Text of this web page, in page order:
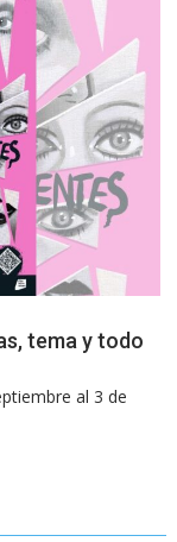
tema y todo
al 3 de